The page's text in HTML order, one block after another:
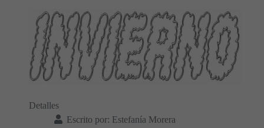
Detalles
Escrito por: Estefanía Morera